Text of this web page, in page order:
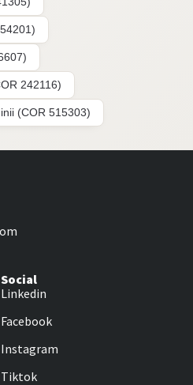
242116)
(COR 515303)
Social
Linkedin
Facebook
Instagram
Tiktok